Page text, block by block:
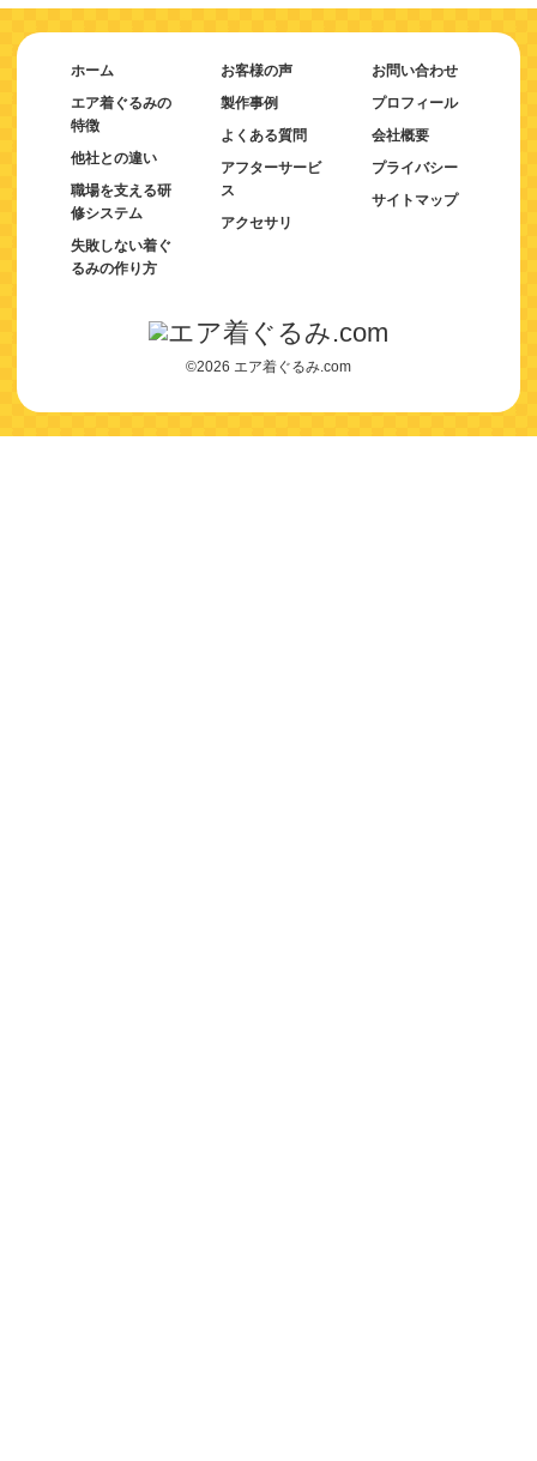
ホーム
エア着ぐるみの
特徴
他社との違い
職場を支える研
修システム
失敗しない着ぐ
るみの作り方
お客様の声
製作事例
よくある質問
アフターサービ
ス
アクセサリ
お問い合わせ
プロフィール
会社概要
プライバシー
サイトマップ
©2026 エア着ぐるみ.com